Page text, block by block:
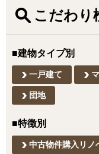
こだわり
■建物タイプ別
一戸建て
団地
■特徴別
中古物件購入リノ